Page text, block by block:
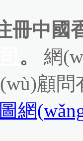
冊中國
。
網
顧
網